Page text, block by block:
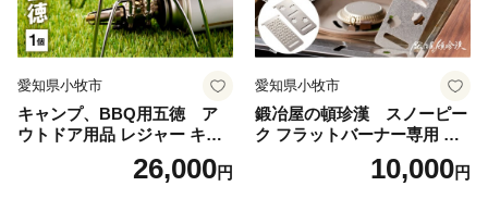
愛知県小牧市
キャンプ、BBQ用五徳 ア
ウトドア用品 レジャー キャ
ンプ バーベキュー BBQ 五徳
26,000円
愛知県小牧市
鍛冶屋の頓珍漢 スノーピー
ク フラットバーナー専用 エ
クステンションホルダープレ
ート IGT (2種から選べる) [05
10,000円